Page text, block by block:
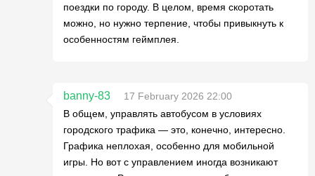
поездки по городу. В целом, время скоротать
можно, но нужно терпение, чтобы привыкнуть к
особенностям геймплея.
banny-83
17 February 2026 22:00
В общем, управлять автобусом в условиях
городского трафика — это, конечно, интересно.
Графика неплохая, особенно для мобильной
игры. Но вот с управлением иногда возникают